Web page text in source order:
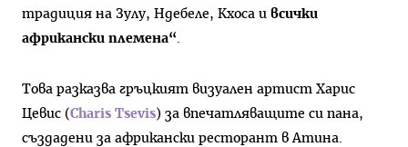
традиция на Зулу, Ндебеле, Кхоса и всички
африкански племена“
Това разказва гръцкият визуален артист Харис
Цевис (Charis Tsevis) за впечатляващите си пана,
създадени за африкански ресторант в Атина.